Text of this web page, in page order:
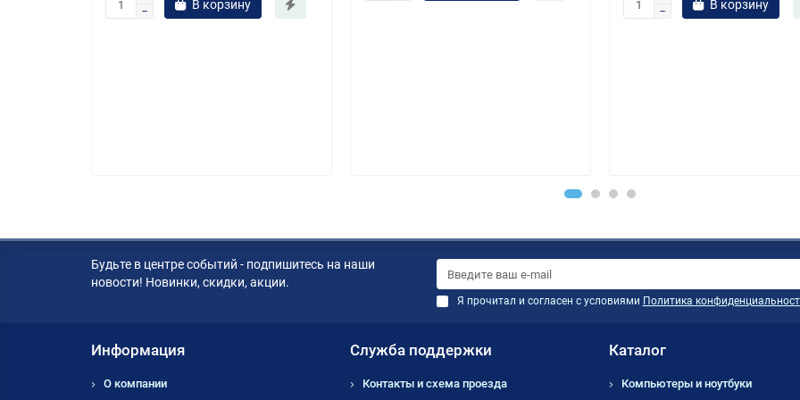
В корзину В корзину
Будьте в центре событий - подпишитесь на наши
новости! Новинки, скидки, акции.
Я прочитал и согласен с условиями Политика
Информация
О компании
Служба поддержки
Контакты и схема проезда
Каталог
Компьютеры и ноутбуки